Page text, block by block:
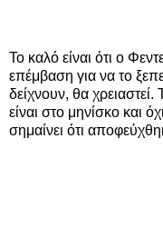
Το καλό είναι ότι ο
επέμβαση για να το
δείχνουν, θα χρειαστεί.
είναι στο μηνίσκο και
σημαίνει ότι